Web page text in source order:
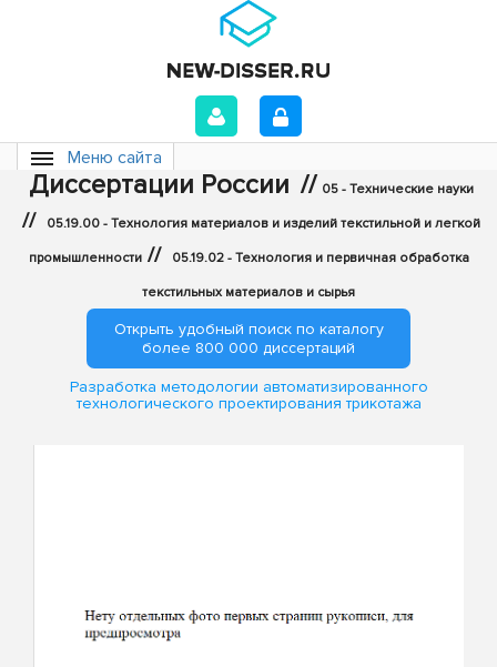
Меню сайта
Диссертации России // 05 - Технические науки
// 05.19.00 - Технология материалов и изделий текстильной и легкой
промышленности // 05.19.02 - Технология и первичная обработка
текстильных материалов и сырья
Открыть удобный поиск по каталогу
более 800 000 диссертаций
Разработка методологии автоматизированного
технологического проектирования трикотажа